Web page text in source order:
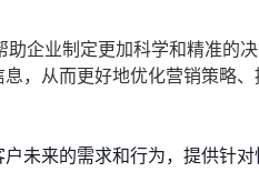
企业制定更加科学和精准的
，从而更好地优化营销策略
未来的需求和行为，提供针对